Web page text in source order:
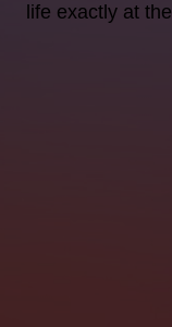
life exactly at